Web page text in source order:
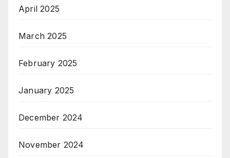
April 2025
March 2025
February 2025
January 2025
December 2024
November 2024